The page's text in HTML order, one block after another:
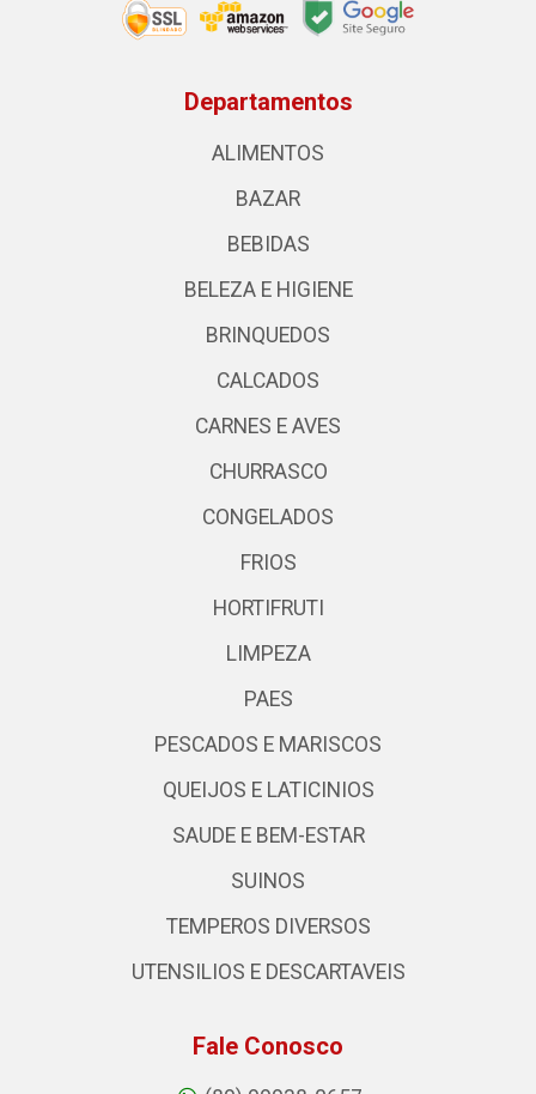
Departamentos
ALIMENTOS
BAZAR
BEBIDAS
BELEZA E HIGIENE
BRINQUEDOS
CALCADOS
CARNES E AVES
CHURRASCO
CONGELADOS
FRIOS
HORTIFRUTI
LIMPEZA
PAES
PESCADOS E MARISCOS
QUEIJOS E LATICINIOS
SAUDE E BEM-ESTAR
SUINOS
TEMPEROS DIVERSOS
UTENSILIOS E DESCARTAVEIS
Fale Conosco